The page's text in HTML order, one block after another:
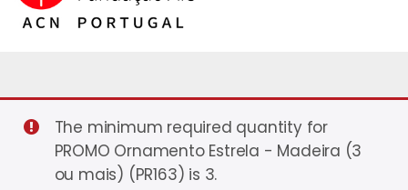
The minimum required quantity for
PROMO Ornamento Estrela - Madeira (3
ou mais) (PR163) is 3.